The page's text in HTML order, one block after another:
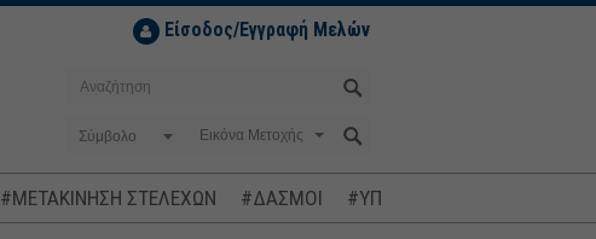
Είσοδος/Εγγραφή Μελών
Σύμβολο
#ΜΕΤΑΚΙΝΗΣΗ ΣΤΕΛΕΧΩΝ #ΔΑΣΜΟΙ #ΥΠΟΚΛΟΠΕΣ